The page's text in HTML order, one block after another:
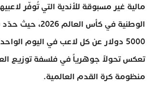
مالية غير مسبوقة للأندية التي تُوفّر
الوطنية في كأس
5000 دولار عن كل لاعب في اليوم
تعكس تحولاً جوهرياً في فلسفة توزيع
منظومة كرة القدم العالمية.